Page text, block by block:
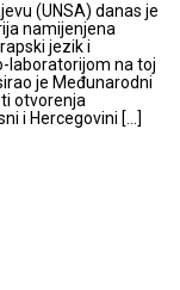
(UNSA) danas je
namijenjena
jezik i
laboratorijom na toj
je Međunarodni
otvorenja
i Hercegovini […]